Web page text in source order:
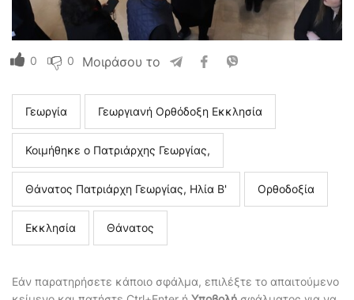
0 0 Μοιράσου το
Γεωργία Γεωργιανή Ορθόδοξη Εκκλησία
Κοιμήθηκε ο Πατριάρχης Γεωργίας,
Θάνατος Πατριάρχη Γεωργίας, Ηλία Β' Ορθοδοξία
Εκκλησία Θάνατος
Εάν παρατηρήσετε κάποιο σφάλμα, επιλέξτε το απαιτούμενο